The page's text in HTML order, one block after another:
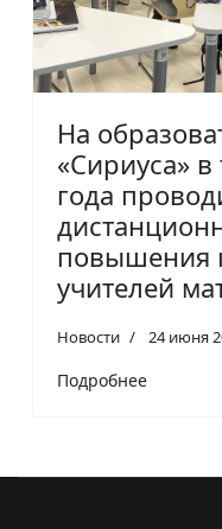
На
«Сириуса» в
года
повышения
учителей
Новости 24 июня
Подробнее